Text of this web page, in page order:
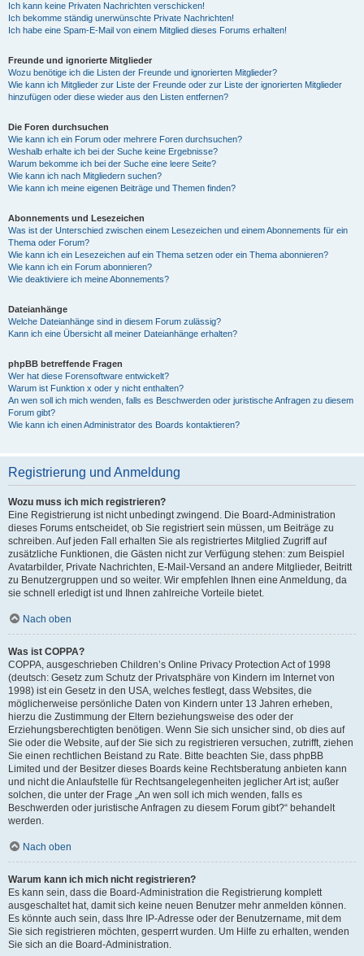
Ich kann keine Privaten Nachrichten verschicken!
Ich bekomme ständig unerwünschte Private Nachrichten!
Ich habe eine Spam-E-Mail von einem Mitglied dieses Forums erhalten!
Freunde und ignorierte Mitglieder
Wozu benötige ich die Listen der Freunde und ignorierten Mitglieder?
Wie kann ich Mitglieder zur Liste der Freunde oder zur Liste der ignorierten Mitglieder
hinzufügen oder diese wieder aus den Listen entfernen?
Die Foren durchsuchen
Wie kann ich ein Forum oder mehrere Foren durchsuchen?
Weshalb erhalte ich bei der Suche keine Ergebnisse?
Warum bekomme ich bei der Suche eine leere Seite?
Wie kann ich nach Mitgliedern suchen?
Wie kann ich meine eigenen Beiträge und Themen finden?
Abonnements und Lesezeichen
Was ist der Unterschied zwischen einem Lesezeichen und einem Abonnements für ein
Thema oder Forum?
Wie kann ich ein Lesezeichen auf ein Thema setzen oder ein Thema abonnieren?
Wie kann ich ein Forum abonnieren?
Wie deaktiviere ich meine Abonnements?
Dateianhänge
Welche Dateianhänge sind in diesem Forum zulässig?
Kann ich eine Übersicht all meiner Dateianhänge erhalten?
phpBB betreffende Fragen
Wer hat diese Forensoftware entwickelt?
Warum ist Funktion x oder y nicht enthalten?
An wen soll ich mich wenden, falls es Beschwerden oder juristische Anfragen zu diesem
Forum gibt?
Wie kann ich einen Administrator des Boards kontaktieren?
Registrierung und Anmeldung
Wozu muss ich mich registrieren?
Eine Registrierung ist nicht unbedingt zwingend. Die Board-Administration
dieses Forums entscheidet, ob Sie registriert sein müssen, um Beiträge zu
schreiben. Auf jeden Fall erhalten Sie als registriertes Mitglied Zugriff auf
zusätzliche Funktionen, die Gästen nicht zur Verfügung stehen: zum Beispiel
Avatarbilder, Private Nachrichten, E-Mail-Versand an andere Mitglieder, Beitritt
zu Benutzergruppen und so weiter. Wir empfehlen Ihnen eine Anmeldung, da
sie schnell erledigt ist und Ihnen zahlreiche Vorteile bietet.
Nach oben
Was ist COPPA?
COPPA, ausgeschrieben Children’s Online Privacy Protection Act of 1998
(deutsch: Gesetz zum Schutz der Privatsphäre von Kindern im Internet von
1998) ist ein Gesetz in den USA, welches festlegt, dass Websites, die
möglicherweise persönliche Daten von Kindern unter 13 Jahren erheben,
hierzu die Zustimmung der Eltern beziehungsweise des oder der
Erziehungsberechtigten benötigen. Wenn Sie sich unsicher sind, ob dies auf
Sie oder die Website, auf der Sie sich zu registrieren versuchen, zutrifft, ziehen
Sie einen rechtlichen Beistand zu Rate. Bitte beachten Sie, dass phpBB
Limited und der Besitzer dieses Boards keine Rechtsberatung anbieten kann
und nicht die Anlaufstelle für Rechtsangelegenheiten jeglicher Art ist; außer
solchen, die unter der Frage „An wen soll ich mich wenden, falls es
Beschwerden oder juristische Anfragen zu diesem Forum gibt?“ behandelt
werden.
Nach oben
Warum kann ich mich nicht registrieren?
Es kann sein, dass die Board-Administration die Registrierung komplett
ausgeschaltet hat, damit sich keine neuen Benutzer mehr anmelden können.
Es könnte auch sein, dass Ihre IP-Adresse oder der Benutzername, mit dem
Sie sich registrieren möchten, gesperrt wurden. Um Hilfe zu erhalten, wenden
Sie sich an die Board-Administration.